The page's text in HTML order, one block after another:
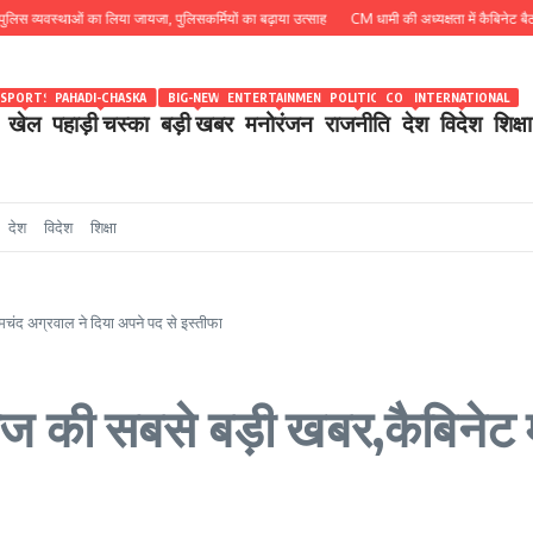
का लिया जायजा, पुलिसकर्मियों का बढ़ाया उत्साह CM धामी की अध्यक्षता में कैबिनेट बैठक खत्म,
खेल
SPORTS
पहाड़ी चस्का
PAHADI-CHASKA
बड़ी खबर
BIG-NEWS
मनोरंजन
ENTERTAINMENT
राजनीति
POLITICS
देश
COUNTRY
विदेश
INTERNATIONAL
शिक्षा
देश विदेश शिक्षा
अग्रवाल ने दिया अपने पद से इस्तीफा
की सबसे बड़ी खबर,कैबिनेट